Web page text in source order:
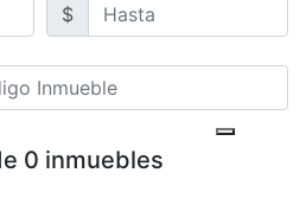
$
0 inmuebles